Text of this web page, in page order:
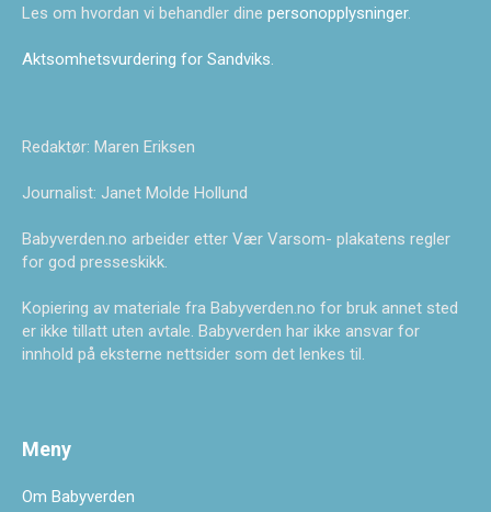
Les om hvordan vi behandler dine personopplysninger.
Aktsomhetsvurdering for Sandviks.
Redaktør: Maren Eriksen
Journalist: Janet Molde Hollund
Babyverden.no arbeider etter Vær Varsom- plakatens regler
for god presseskikk.
Kopiering av materiale fra Babyverden.no for bruk annet sted
er ikke tillatt uten avtale. Babyverden har ikke ansvar for
innhold på eksterne nettsider som det lenkes til.
Meny
Om Babyverden